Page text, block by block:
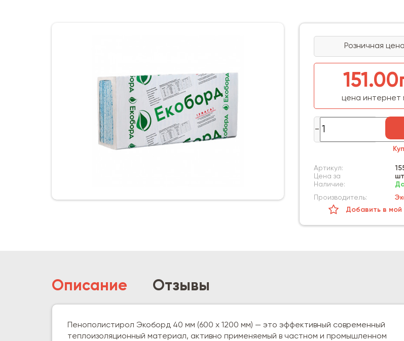
Розничная
цена интернет
Артикул:
Цена за
шт
Наличие:
Производитель:
Добавить в мой
Описание Отзывы
Пенополистирол Экоборд 40 мм (600 х 1200 мм) — это эффективный современный
теплоизоляционный материал, активно применяемый в частном и промышленном